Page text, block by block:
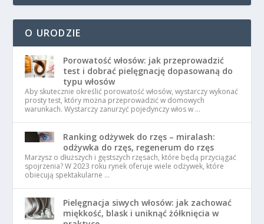
O URODZIE
Porowatość włosów: jak przeprowadzić
test i dobrać pielęgnację dopasowaną do
typu włosów
Aby skutecznie określić porowatość włosów, wystarczy wykonać
prosty test, który można przeprowadzić w domowych
warunkach. Wystarczy zanurzyć pojedynczy włos w …
Ranking odżywek do rzęs – miralash:
odżywka do rzęs, regenerum do rzęs
Marzysz o dłuższych i gęstszych rzęsach, które będą przyciągać
spojrzenia? W 2023 roku rynek oferuje wiele odżywek, które
obiecują spektakularne …
Pielęgnacja siwych włosów: jak zachować
miękkość, blask i uniknąć żółknięcia w